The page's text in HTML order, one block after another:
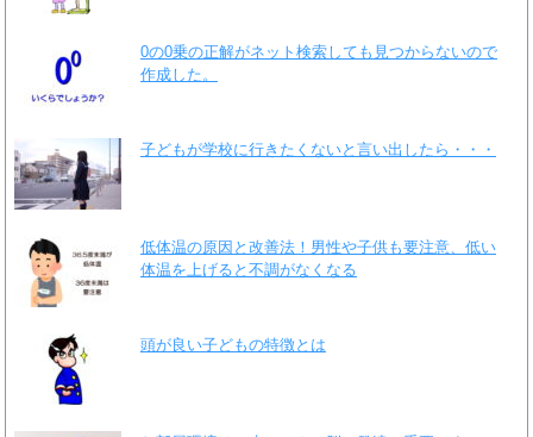
0の0乗の正解がネット検索しても見つからないので
作成した。
子どもが学校に行きたくないと言い出したら・・・
低体温の原因と改善法！男性や子供も要注意、低い
体温を上げると不調がなくなる
頭が良い子どもの特徴とは